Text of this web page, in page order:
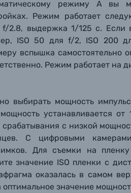
Мы
Тема
Мы
Тема
печати
фотоаппаратов
фотоаппаратов
фото и видеокамер
Заказ
Вами с
Имя*
режиму A вы
Режим работает
f/2.8, выдержка 1/125 с.
ISO 50 для f/2, ISO 200
вспышка самостоятельно
Режим работает на
выбирать мощность
мощность устанавливается
с низкой
С цифровыми
Для съемки на
значение ISO пленки с
оказалась в самом
оптимальное значение
Мы
Тема